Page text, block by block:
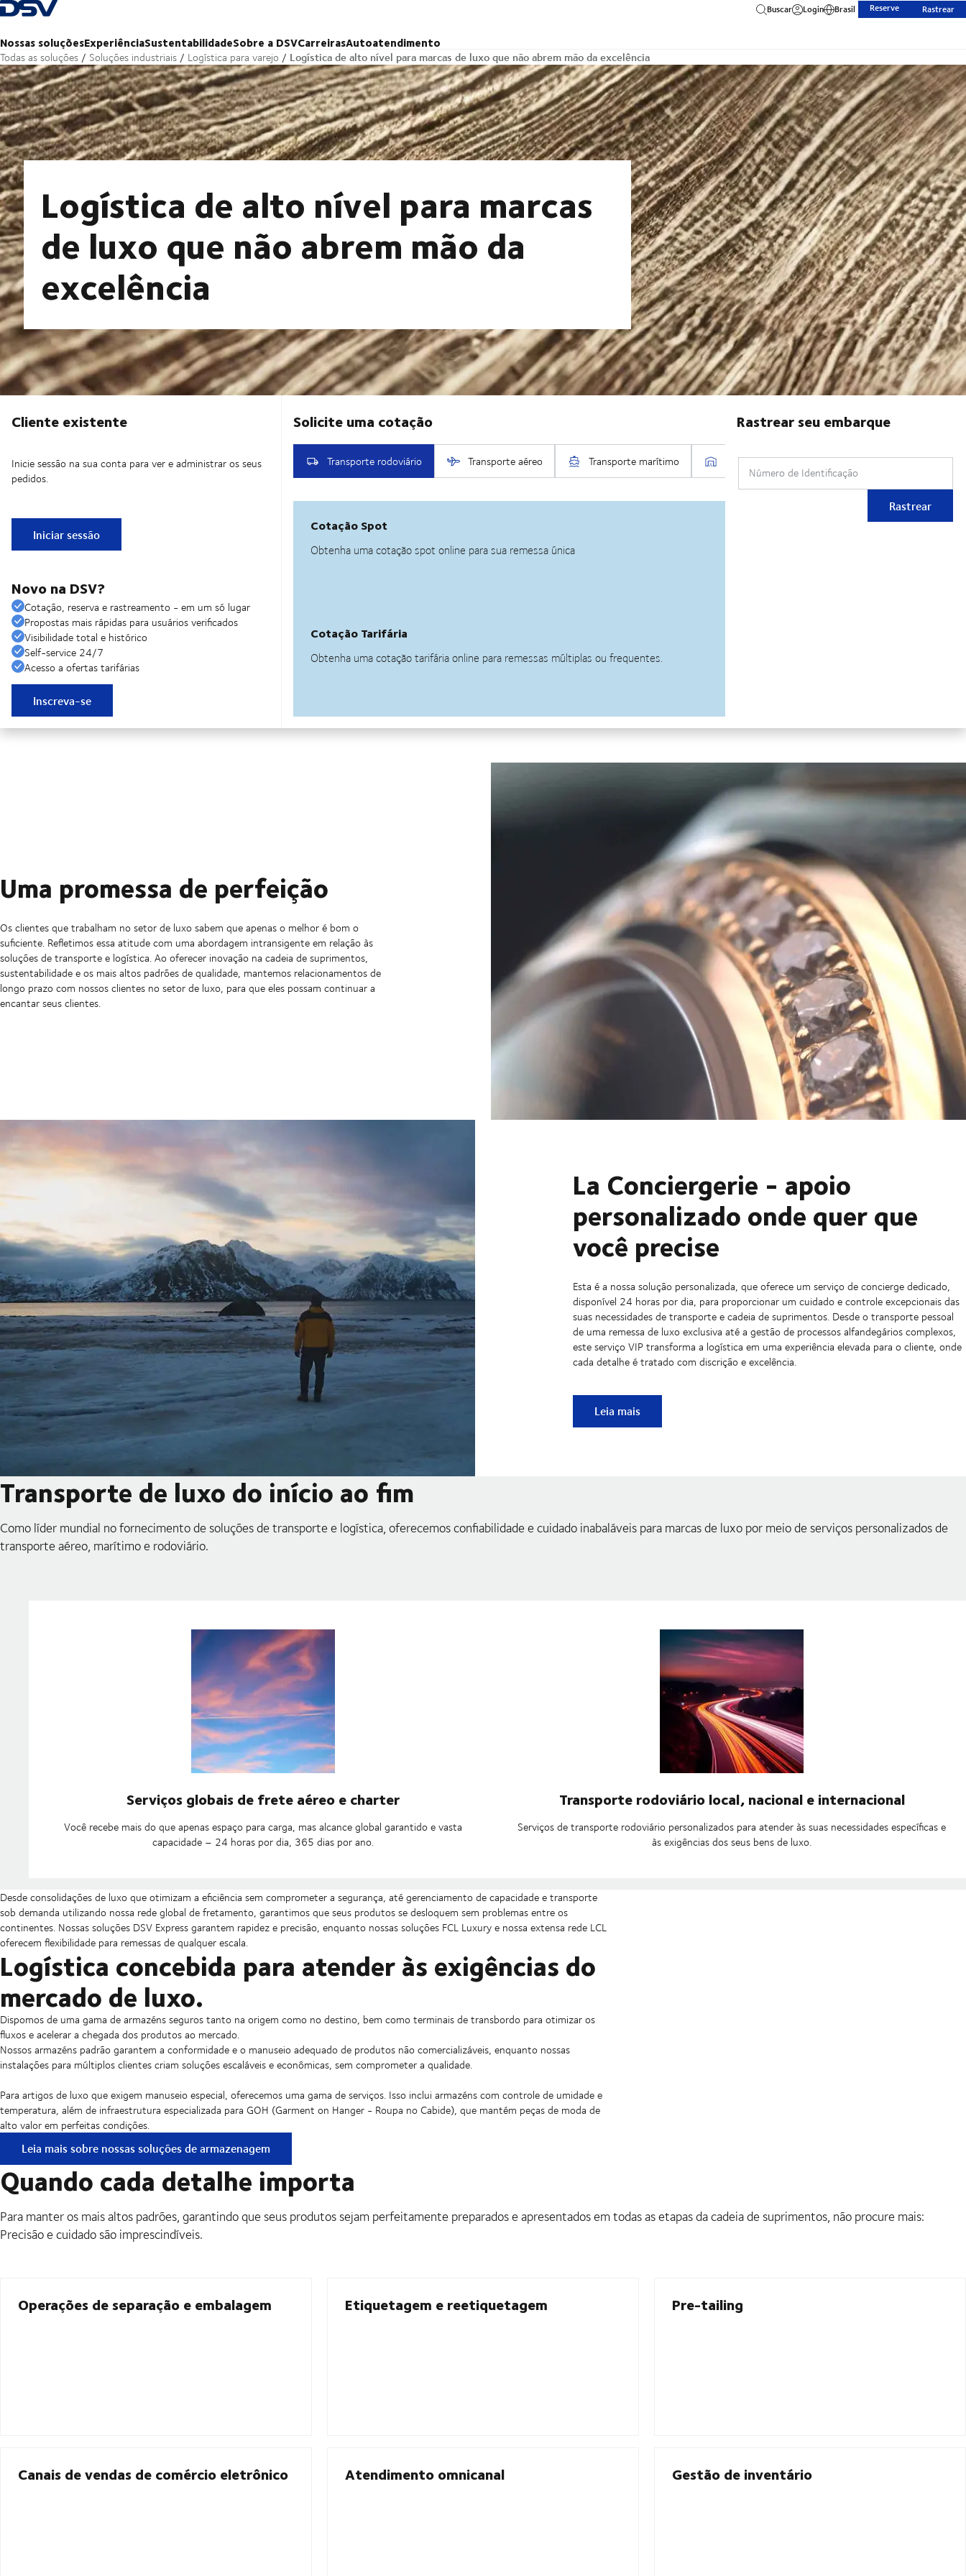
Voltar à página inicial
Nossas soluçõesExperiênciaSustentabilidadeSobre a DSVCarreirasAutoatendimento
Buscar Login Brasil Reserve Rastrear
Todas as soluções Soluções industriais Logística para varejo Logística de alto nível para marcas de luxo que não abrem mão da excelência
Logística de alto nível para marcas
de luxo que não abrem mão da
excelência
Cliente existente
Inicie sessão na sua conta para ver e administrar os seus
pedidos.
Iniciar sessão
Novo na DSV?
Cotação, reserva e rastreamento - em um só lugar
Propostas mais rápidas para usuários verificados
Visibilidade total e histórico
Self-service 24/7
Acesso a ofertas tarifárias
Inscreva-se
Rastrear seu embarque
Número de Identificação
Rastrear
Uma promessa de perfeição
Os clientes que trabalham no setor de luxo sabem que apenas o melhor é bom o
suficiente. Refletimos essa atitude com uma abordagem intransigente em relação às
soluções de transporte e logística. Ao oferecer inovação na cadeia de suprimentos,
sustentabilidade e os mais altos padrões de qualidade, mantemos relacionamentos de
longo prazo com nossos clientes no setor de luxo, para que eles possam continuar a
encantar seus clientes.
La Conciergerie - apoio
personalizado onde quer que
você precise
Esta é a nossa solução personalizada, que oferece um serviço de concierge dedicado,
disponível 24 horas por dia, para proporcionar um cuidado e controle excepcionais das
suas necessidades de transporte e cadeia de suprimentos. Desde o transporte pessoal
de uma remessa de luxo exclusiva até a gestão de processos alfandegários complexos,
este serviço VIP transforma a logística em uma experiência elevada para o cliente, onde
cada detalhe é tratado com discrição e excelência.
La Conciergerie - apoio personalizado onde quer que você precise
Leia mais
Transporte de luxo do início ao fim
Como líder mundial no fornecimento de soluções de transporte e logística, oferecemos confiabilidade e cuidado inabaláveis para marcas de luxo por meio de serviços personalizados de
transporte aéreo, marítimo e rodoviário.
Serviços globais de frete aéreo e charter
Você recebe mais do que apenas espaço para carga, mas alcance global garantido e vasta
capacidade – 24 horas por dia, 365 dias por ano.
Transporte rodoviário local, nacional e internacional
Serviços de transporte rodoviário personalizados para atender às suas necessidades específicas e
às exigências dos seus bens de luxo.
Desde consolidações de luxo que otimizam a eficiência sem comprometer a segurança, até gerenciamento de capacidade e transporte
sob demanda utilizando nossa rede global de fretamento, garantimos que seus produtos se desloquem sem problemas entre os
continentes. Nossas soluções DSV Express garantem rapidez e precisão, enquanto nossas soluções FCL Luxury e nossa extensa rede LCL
oferecem flexibilidade para remessas de qualquer escala.
Logística concebida para atender às exigências do
mercado de luxo.
Dispomos de uma gama de armazéns seguros tanto na origem como no destino, bem como terminais de transbordo para otimizar os
fluxos e acelerar a chegada dos produtos ao mercado.
Nossos armazéns padrão garantem a conformidade e o manuseio adequado de produtos não comercializáveis, enquanto nossas
instalações para múltiplos clientes criam soluções escaláveis e econômicas, sem comprometer a qualidade.
Para artigos de luxo que exigem manuseio especial, oferecemos uma gama de serviços. Isso inclui armazéns com controle de umidade e
temperatura, além de infraestrutura especializada para GOH (Garment on Hanger - Roupa no Cabide), que mantém peças de moda de
alto valor em perfeitas condições.
Leia mais sobre nossas soluções de armazenagem
Quando cada detalhe importa
Para manter os mais altos padrões, garantindo que seus produtos sejam perfeitamente preparados e apresentados em todas as etapas da cadeia de suprimentos, não procure mais:
Precisão e cuidado são imprescindíveis.
Operações de separação e embalagem Etiquetagem e reetiquetagem Pre-tailing
Canais de vendas de comércio eletrônico Atendimento omnicanal Gestão de inventário